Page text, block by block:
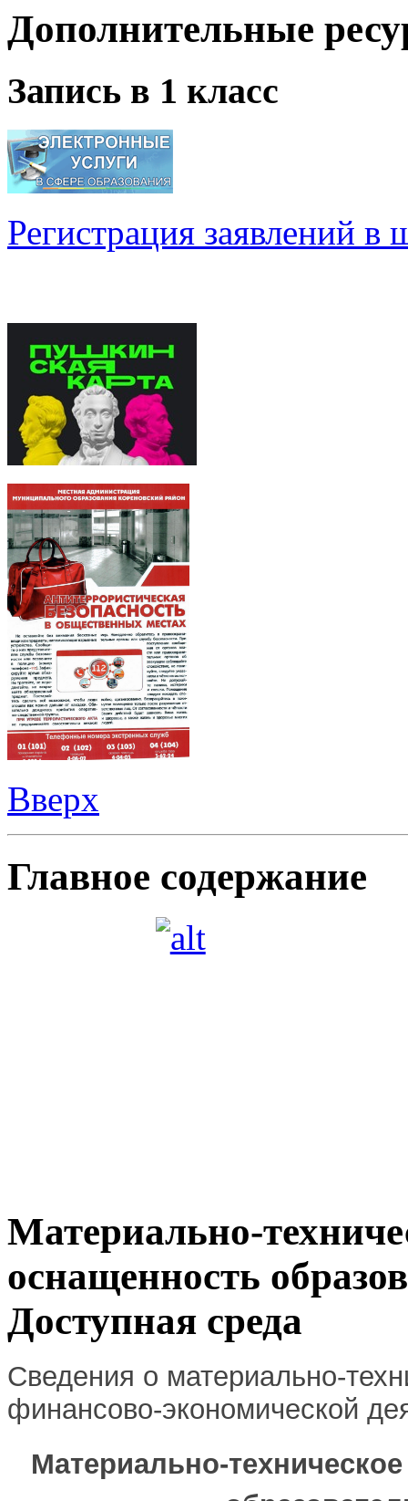
Дополнительные
Запись в 1 класс
Регистрация заявлений в
Вверх
Главное содержание
Материально-
оснащенность
Доступная среда
Сведения о материально-
финансово-экономической
Материально-